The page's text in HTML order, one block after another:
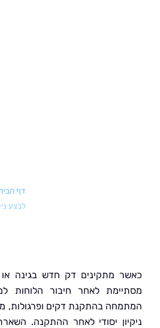
»בלוג
לבצע ניקיון
מתקינים דק חדש בגינה או
לאחר חיבור הלוחות למקומם.
בהתקנת דקים ופרגולות, מדגישה
יסודי לאחר ההתקנה. השארת אבק,